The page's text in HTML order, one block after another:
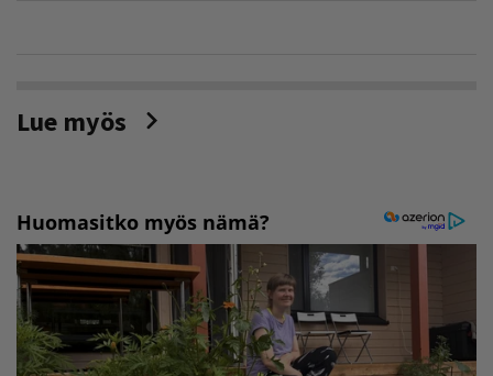
Lue myös